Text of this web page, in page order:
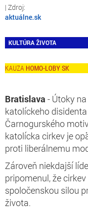
aktuálne.sk
KULTÚRA ŽIVOTA
HOMO-LOBY SK
Bratislava - Útoky
katolíckeho
Čarnogurského
katolícka cirkev je
proti liberálnemu
Zároveň niekdajší
pripomenul, že
spoločenskou silou
života.